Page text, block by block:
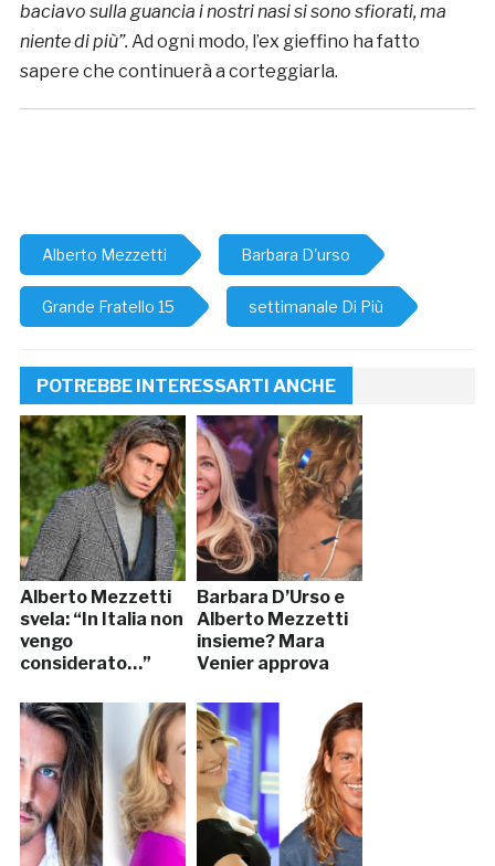
baciavo sulla guancia i nostri nasi si sono sfiorati, ma
niente di più”. Ad ogni modo, l’ex gieffino ha fatto
sapere che continuerà a corteggiarla.
Alberto Mezzetti Barbara D'urso
Grande Fratello 15 settimanale Di Più
POTREBBE INTERESSARTI ANCHE
Alberto Mezzetti
svela: “In Italia non
vengo
considerato…”
Barbara D’Urso e
Alberto Mezzetti
insieme? Mara
Venier approva